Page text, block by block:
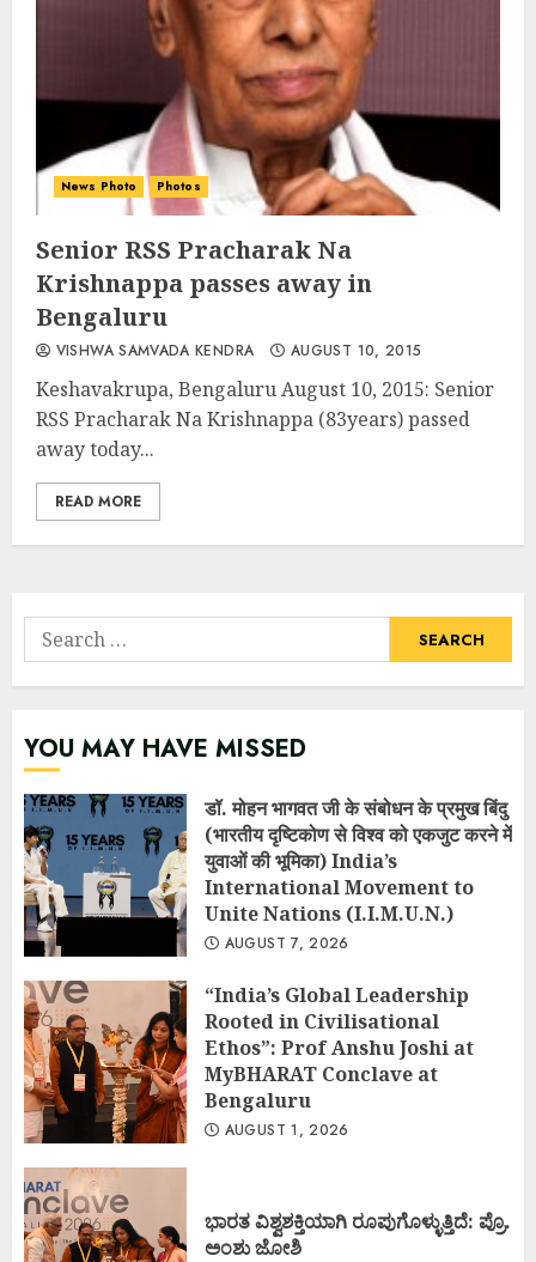
News Photo Photos
Senior RSS Pracharak Na
Krishnappa passes away in
Bengaluru
VISHWA SAMVADA KENDRA AUGUST 10, 2015
Keshavakrupa, Bengaluru August 10, 2015: Senior
RSS Pracharak Na Krishnappa (83years) passed
away today...
READ MORE
Search
for:
YOU MAY HAVE MISSED
डॉ. मोहन भागवत जी के संबोधन के प्रमुख बिंदु
(भारतीय दृष्टिकोण से विश्व को एकजुट करने में
युवाओं की भूमिका) India’s
International Movement to
Unite Nations (I.I.M.U.N.)
AUGUST 7, 2026
“India’s Global Leadership
Rooted in Civilisational
Ethos”: Prof Anshu Joshi at
MyBHARAT Conclave at
Bengaluru
AUGUST 1, 2026
ಭಾರತ ವಿಶ್ವಶಕ್ತಿಯಾಗಿ ರೂಪುಗೊಳ್ಳುತ್ತಿದೆ: ಪ್ರೊ.
ಅಂಶು ಜೋಶಿ